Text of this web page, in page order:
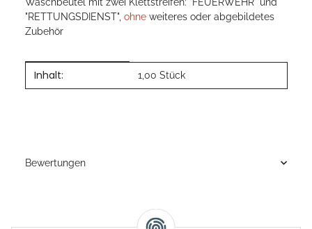
"RETTUNGSDIENST", ohne weiteres oder abgebildetes
Zubehör
Produkteigenschaft
Wert
Inhalt: 1,00 Stück
Bewertungen